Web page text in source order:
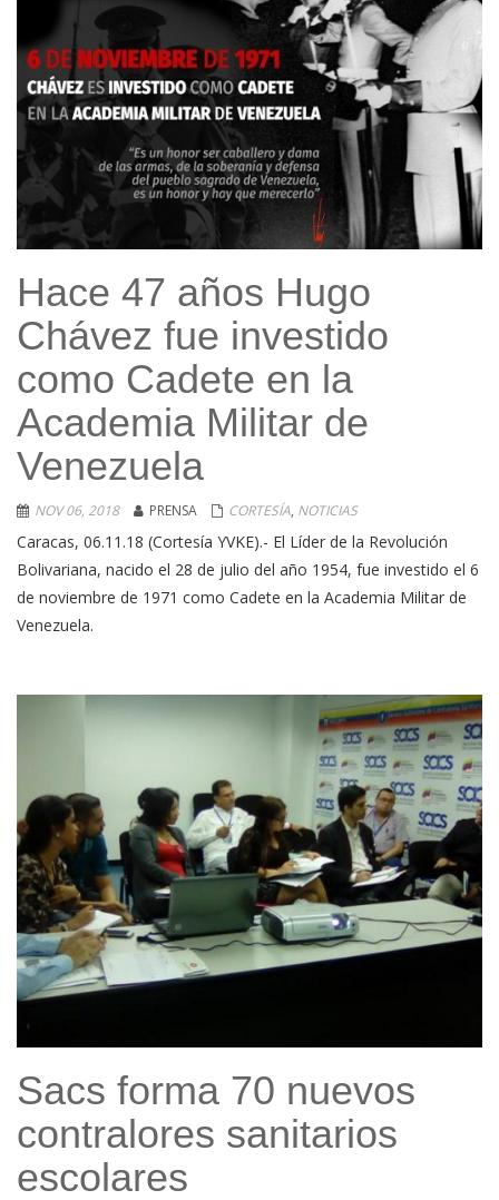
Hace 47 años Hugo
Chávez fue investido
como Cadete en la
Academia Militar de
Venezuela
NOV 06, 2018 PRENSA CORTESÍA, NOTICIAS
Caracas, 06.11.18 (Cortesía YVKE).- El Líder de la Revolución
Bolivariana, nacido el 28 de julio del año 1954, fue investido el 6
de noviembre de 1971 como Cadete en la Academia Militar de
Venezuela.
Sacs forma 70 nuevos
contralores sanitarios
escolares